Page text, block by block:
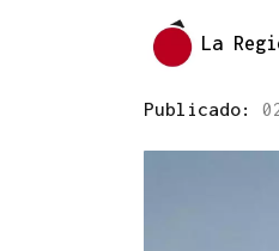
La
Publicado: